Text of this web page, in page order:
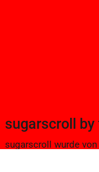
sugarscroll by
sugarscroll wurde